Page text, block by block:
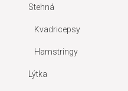
Stehná
Kvadricepsy
Hamstringy
Lýtka